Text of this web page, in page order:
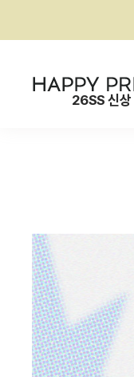
26SS 신상